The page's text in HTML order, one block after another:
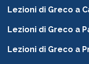
Lezioni di Greco a
Lezioni di Greco a
Lezioni di Greco a